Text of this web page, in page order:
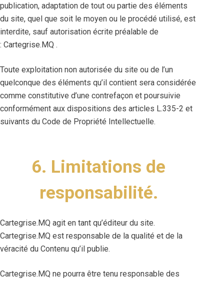
publication, adaptation de tout ou partie des éléments
du site, quel que soit le moyen ou le procédé utilisé, est
interdite, sauf autorisation écrite préalable de
: Cartegrise.MQ .
Toute exploitation non autorisée du site ou de l’un
quelconque des éléments qu’il contient sera considérée
comme constitutive d’une contrefaçon et poursuivie
conformément aux dispositions des articles L.335-2 et
suivants du Code de Propriété Intellectuelle.
6. Limitations de
responsabilité.
Cartegrise.MQ agit en tant qu’éditeur du site.
Cartegrise.MQ est responsable de la qualité et de la
véracité du Contenu qu’il publie.
Cartegrise.MQ ne pourra être tenu responsable des